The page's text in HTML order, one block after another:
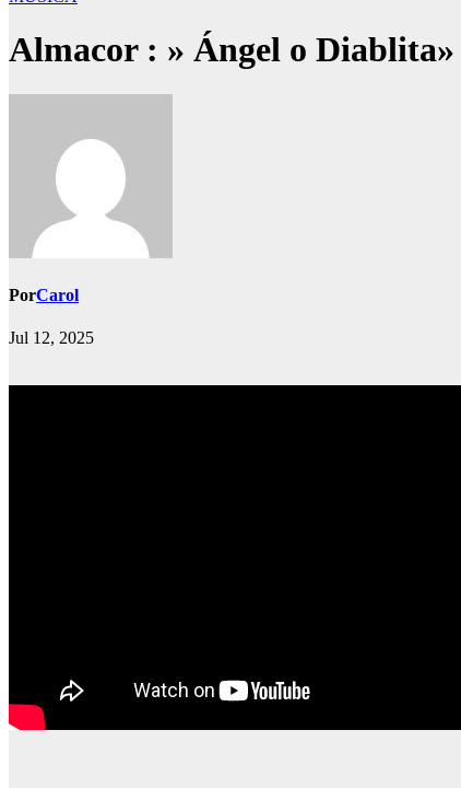
Almacor : » Ángel o Diablita»
PorCarol
Jul 12, 2025